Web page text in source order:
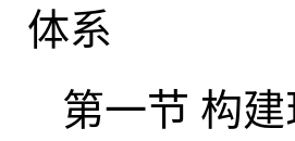
体系
第一节 构